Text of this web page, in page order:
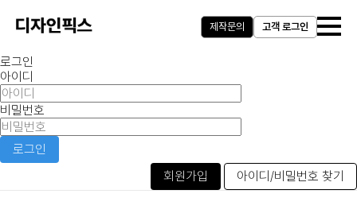
제작문의 고객 로그인
로그인
아이디
비밀번호
로그인
회원가입
아이디/비밀번호 찾기